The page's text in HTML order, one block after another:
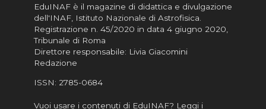
EduINAF è il magazine di didattica e divulgazione
dell'INAF, Istituto Nazionale di Astrofisica.
Registrazione n. 45/2020 in data 4 giugno 2020,
Tribunale di Roma
Direttore responsabile: Livia Giacomini
Redazione
ISSN: 2785-0684
Vuoi usare i contenuti di EduINAF? Leggi i